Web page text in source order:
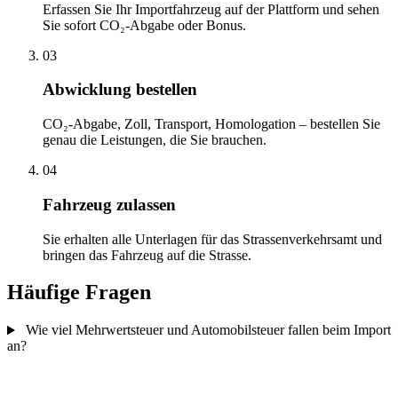
Erfassen Sie Ihr Importfahrzeug auf der Plattform und sehen
Sie sofort CO₂-Abgabe oder Bonus.
03
Abwicklung bestellen
CO₂-Abgabe, Zoll, Transport, Homologation – bestellen Sie
genau die Leistungen, die Sie brauchen.
04
Fahrzeug zulassen
Sie erhalten alle Unterlagen für das Strassenverkehrsamt und
bringen das Fahrzeug auf die Strasse.
Häufige Fragen
Wie viel Mehrwertsteuer und Automobilsteuer fallen beim Import
an?